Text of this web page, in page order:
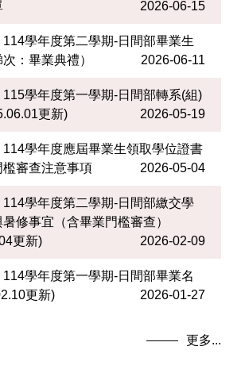
2026-06-15
114學年度第二學期-日間部畢業生
：畢業典禮）
2026-06-11
115學年度第一學期-日間部轉系(組)
更新)
2026-05-19
114學年度應屆畢業生領取學位證書
檻審查注意事項
2026-05-04
114學年度第二學期-日間部繳交學
修事宜（含畢業門檻審查）
更新)
2026-02-09
114學年度第一學期-日間部畢業名
更新)
2026-01-27
更多...